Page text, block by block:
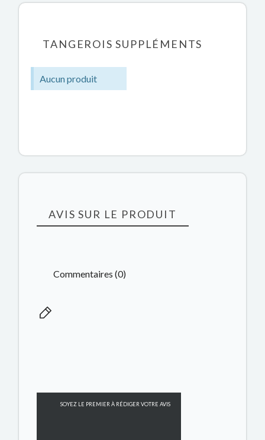
TANGEROIS SUPPLÉMENTS
Aucun produit
AVIS SUR LE PRODUIT
Commentaires (0)
SOYEZ LE PREMIER À RÉDIGER VOTRE AVIS